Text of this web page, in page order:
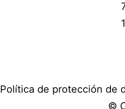
Política de protección de
©